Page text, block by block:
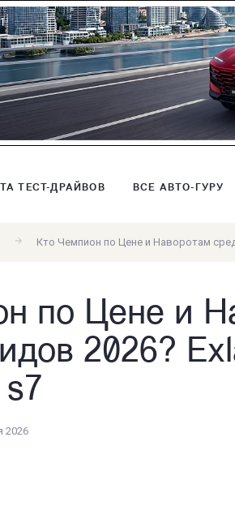
ТЕСТ-ДРАЙВОВ ВСЕ АВТО-ГУРУ
Кто Чемпион по Цене и Наворотам
по Цене и
2026?
2026